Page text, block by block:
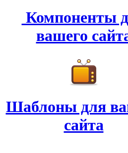
Компоненты
вашего
Шаблоны для
сайта